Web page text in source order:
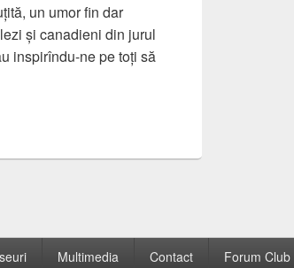
un umor fin dar
și canadieni din jurul
inspirîndu-ne pe toți să
terra levis, magister!
Multimedia Contact Forum Club